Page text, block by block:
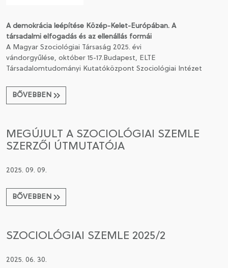
A demokrácia leépítése Közép-Kelet-Európában. A
társadalmi elfogadás és az ellenállás formái
A Magyar Szociológiai Társaság 2025. évi
vándorgyűlése, október 15-17.Budapest, ELTE
Társadalomtudományi Kutatóközpont Szociológiai Intézet
BŐVEBBEN
MEGÚJULT A SZOCIOLÓGIAI SZEMLE
SZERZŐI ÚTMUTATÓJA
2025. 09. 09.
BŐVEBBEN
SZOCIOLÓGIAI SZEMLE 2025/2
2025. 06. 30.